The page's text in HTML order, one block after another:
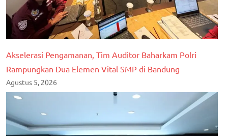
Akselerasi Pengamanan, Tim Auditor Baharkam Polri
Rampungkan Dua Elemen Vital SMP di Bandung
Agustus 5, 2026